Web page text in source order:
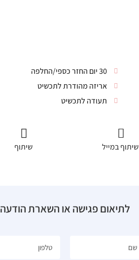
30 יום החזר כספי/החלפה
אריזה מהודרת לתכשיט
תעודה לתכשיט
שיתוף במייל שיתוף
לתיאום פגישה או השארת הודעה